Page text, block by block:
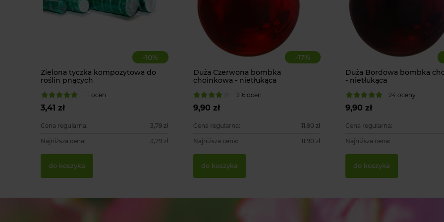
-10%
Zielona tyczka kompozytowa do
roślin pnących
111 ocen
3,41 zł
Cena regularna: 3,79 zł
Najniższa cena: 3,79 zł
do koszyka
-17%
Duża Czerwona bombka
choinkowa - nietłukąca
216 ocen
9,90 zł
Cena regularna: 11,90 zł
Najniższa cena: 11,90 zł
do koszyka
Duża Bordowa bombka
- nietłukąca
24 oceny
9,90 zł
Cena regularna:
Najniższa cena:
do koszyka